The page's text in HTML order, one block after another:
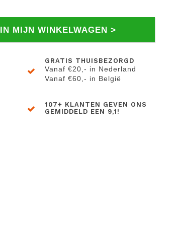
IN MIJN WINKELWAGEN >
GRATIS THUISBEZORGD
Vanaf €20,- in Nederland
Vanaf €60,- in België
107+ KLANTEN GEVEN ONS
GEMIDDELD EEN 9,1!